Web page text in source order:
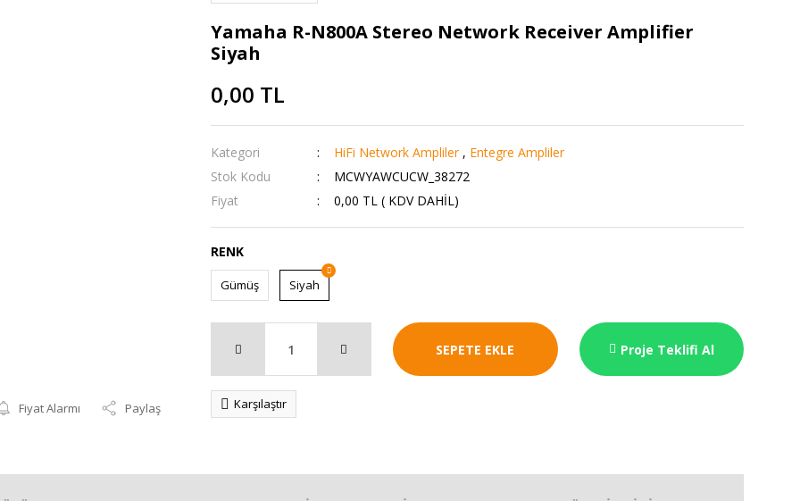
Fiyat Alarmı Paylaş
Yamaha R-N800A Stereo Network Receiver Amplifier
Siyah
0,00 TL
Kategori HiFi Network Ampliler , Entegre Ampliler
Stok Kodu
MCWYAWCUCW_38272
Fiyat
0,00 TL ( KDV DAHİL)
RENK
Gümüş Siyah
SEPETE EKLE Proje Teklifi Al
Karşılaştır